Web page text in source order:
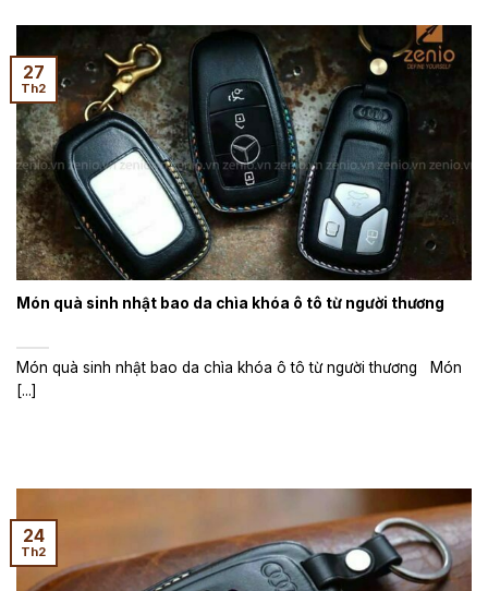
Món quà sinh nhật bao da chìa khóa ô tô từ người thương
Món quà sinh nhật bao da chìa khóa ô tô từ người thương Món
[...]
27
Th2
24
Th2